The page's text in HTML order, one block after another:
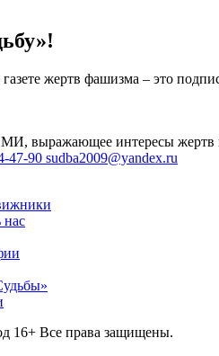
жертв фашизма – это
выражающее интересы жертв
47-90 sudba2009@yandex.ru
нас
16+ Все права защищены.